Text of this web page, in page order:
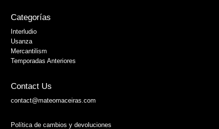
Categorías
Interludio
Usanza
Mercantilism
Temporadas Anteriores
Contact Us
contact@mateomaceiras.com
Política de cambios y devoluciones